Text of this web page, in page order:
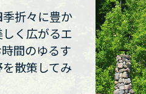
折々に豊か
く広がるエ
間のゆるす
散策してみ